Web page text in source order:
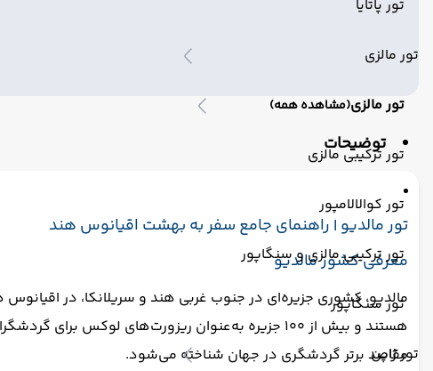
تور پاتایا
تور مالزی
تور مالزی(مشاهده همه)
تور ترکیبی مالزی
تور کوالالامپور
تور ترکیبی مالزی و سنگاپور
تور سنگاپور
تور ژاپن
توضیحات
تور مالدیو | راهنمای جامع سفر به بهشت اقیانوس هند
معرفی کشور مالدیو
هستند و بیش از ۱۰۰ جزیره به‌عنوان ریزورت‌های لوکس برای گردشگران در نظر گرفته شده‌اند.
مقاصد برتر گردشگری در جهان شناخته می‌شود.